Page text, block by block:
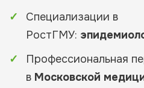
Специализации в
РостГМУ:
Профессиональная
в Московской